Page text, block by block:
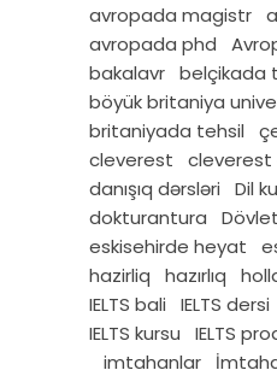
avropada magistr
avropada phd
bakalavr belçikada
böyük britaniya
britaniyada tehsil
cleverest
danışıq dərsləri
Dil
dokturantura
eskisehirde heyat
hazirliq
hazırlıq
IELTS bali
IELTS dersi
IELTS kursu
IELTS
imtahanlar